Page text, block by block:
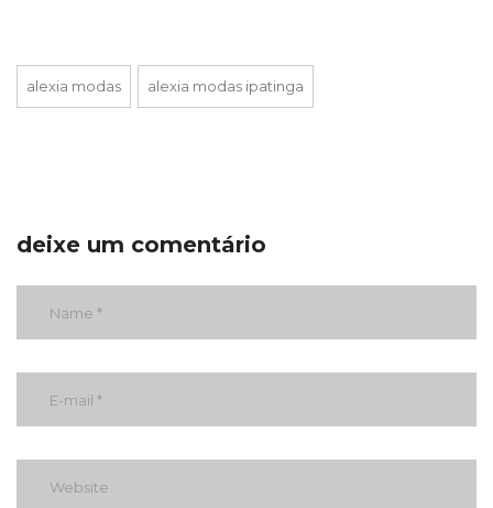
alexia modas alexia modas ipatinga
deixe um comentário